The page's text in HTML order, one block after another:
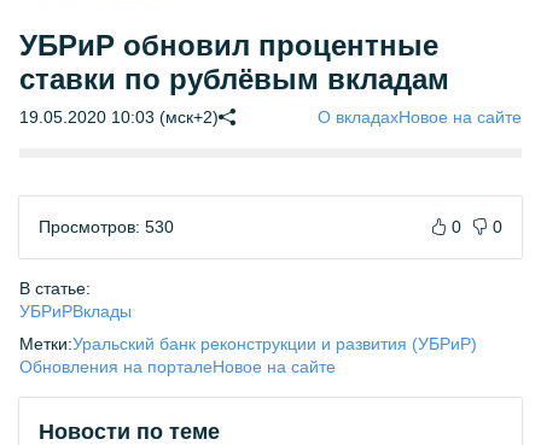
УБРиР обновил процентные
ставки по рублёвым вкладам
19.05.2020 10:03 (мск+2) О вкладахНовое на сайте
Просмотров: 530 0 0
В статье:
УБРиРВклады
Метки:Уральский банк реконструкции и развития (УБРиР)
Обновления на порталеНовое на сайте
Новости по теме